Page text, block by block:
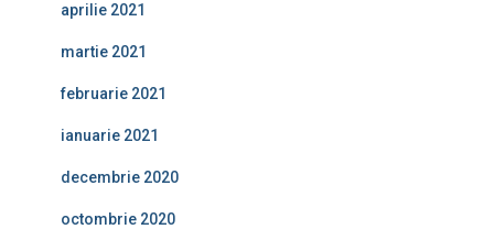
aprilie 2021
martie 2021
februarie 2021
ianuarie 2021
decembrie 2020
octombrie 2020